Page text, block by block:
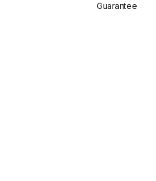
Guarantee